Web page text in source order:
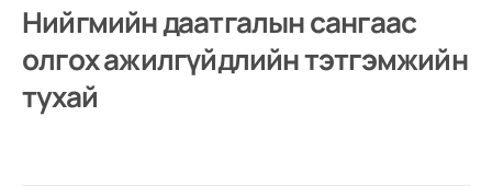
Нийгмийн даатгалын сангаас
олгох ажилгүйдлийн тэтгэмжийн
тухай